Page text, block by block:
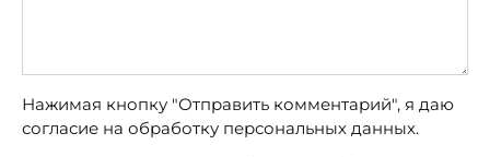
Нажимая кнопку "Отправить комментарий", я даю
согласие на обработку персональных данных.